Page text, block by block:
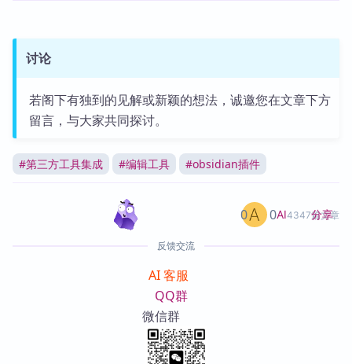
讨论
若阁下有独到的见解或新颖的想法，诚邀您在文章下方
留言，与大家共同探讨。
#第三方工具集成 #编辑工具 #obsidian插件
AI4347篇文章
0 0 分享
反馈交流
AI 客服
QQ群
微信群